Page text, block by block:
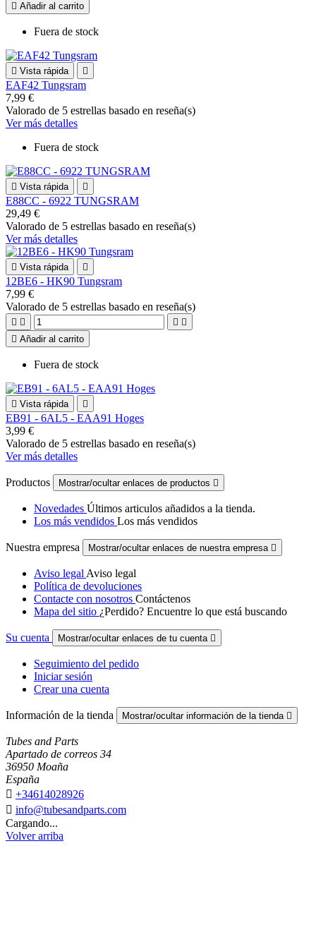
 Añadir al carrito
Fuera de stock
 Vista rápida 
EAF42 Tungsram
7,99 €
Valorado de 5 estrellas basado en reseña(s)
Ver más detalles
Fuera de stock
 Vista rápida 
E88CC - 6922 TUNGSRAM
29,49 €
Valorado de 5 estrellas basado en reseña(s)
Ver más detalles
 Vista rápida 
12BE6 - HK90 Tungsram
7,99 €
Valorado de 5 estrellas basado en reseña(s)
   
 Añadir al carrito
Fuera de stock
 Vista rápida 
EB91 - 6AL5 - EAA91 Hoges
3,99 €
Valorado de 5 estrellas basado en reseña(s)
Ver más detalles
Productos Mostrar/ocultar enlaces de productos 
Novedades Últimos articulos añadidos a la tienda.
Los más vendidos Los más vendidos
Nuestra empresa Mostrar/ocultar enlaces de nuestra empresa 
Aviso legal Aviso legal
Política de devoluciones
Contacte con nosotros Contáctenos
Mapa del sitio ¿Perdido? Encuentre lo que está buscando
Su cuenta Mostrar/ocultar enlaces de tu cuenta 
Seguimiento del pedido
Iniciar sesión
Crear una cuenta
Información de la tienda Mostrar/ocultar información de la tienda 
Tubes and Parts
Apartado de correos 34
36950 Moaña
España
 +34614028926
 info@tubesandparts.com
Cargando...
Volver arriba